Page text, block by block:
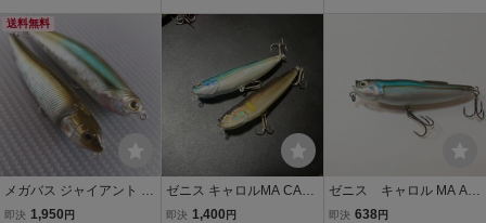
ペンシルベイ
NTES #ソルト対応フッ
送料無料
メガバス ジャイアント ド
ッグX , ゼニス Z-クロウ
即決 1,950 円
ゼニス キャロルMA CAR
OL-MA AZU ZENITH 美品
即決 1,400 円
ゼニス キャロル MA AZ
U ZENITH CAROL-MA ト
即決 638円